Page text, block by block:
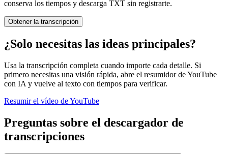
conserva los tiempos y descarga TXT sin registrarte.
Obtener la transcripción
¿Solo necesitas las ideas principales?
Usa la transcripción completa cuando importe cada detalle. Si
primero necesitas una visión rápida, abre el resumidor de YouTube
con IA y vuelve al texto con tiempos para verificar.
Resumir el vídeo de YouTube
Preguntas sobre el descargador de
transcripciones